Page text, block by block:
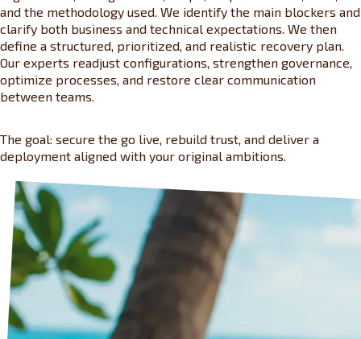
and the methodology used. We identify the main blockers and
clarify both business and technical expectations. We then
define a structured, prioritized, and realistic recovery plan.
Our experts readjust configurations, strengthen governance,
optimize processes, and restore clear communication
between teams.
The goal: secure the go live, rebuild trust, and deliver a
deployment aligned with your original ambitions.